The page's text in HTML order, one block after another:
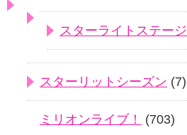
スターライトステージ
スターリットシーズン (7)
ミリオンライブ！ (703)